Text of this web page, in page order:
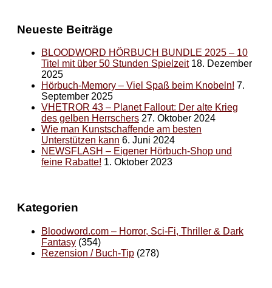
Neueste Beiträge
BLOODWORD HÖRBUCH BUNDLE 2025 – 10
Titel mit über 50 Stunden Spielzeit 18. Dezember
2025
Hörbuch-Memory – Viel Spaß beim Knobeln! 7.
September 2025
VHETROR 43 – Planet Fallout: Der alte Krieg
des gelben Herrschers 27. Oktober 2024
Wie man Kunstschaffende am besten
Unterstützen kann 6. Juni 2024
NEWSFLASH – Eigener Hörbuch-Shop und
feine Rabatte! 1. Oktober 2023
Kategorien
Bloodword.com – Horror, Sci-Fi, Thriller & Dark
Fantasy (354)
Rezension / Buch-Tip (278)